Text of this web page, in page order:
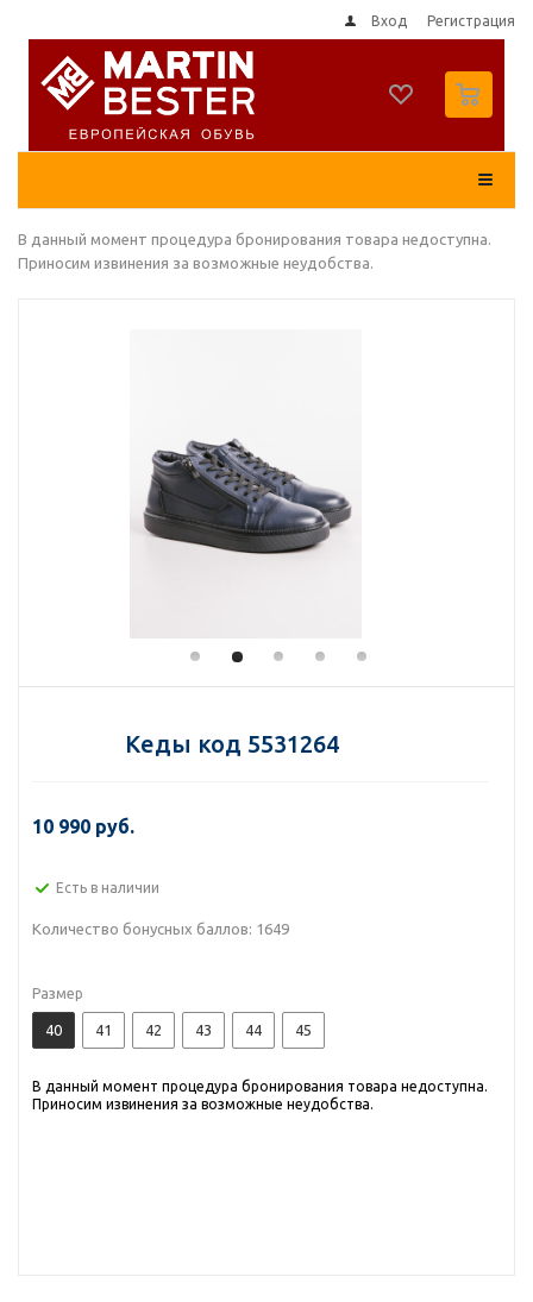
Вход Регистрация
В данный момент процедура бронирования товара недоступна.
Приносим извинения за возможные неудобства.
Кеды код 5531264
10 990 руб.
Есть в наличии
Количество бонусных баллов: 1649
Размер
40 41 42 43 44 45
В данный момент процедура бронирования товара недоступна.
Приносим извинения за возможные неудобства.